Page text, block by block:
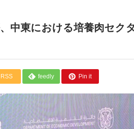
中東における培養肉セク
RSS feedly Pin it